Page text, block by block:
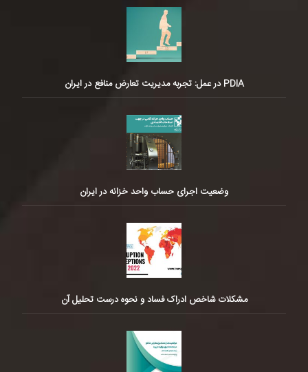
PDIA در عمل: تجربه مدیریت تعارض منافع در ایران
وضعیت اجرای حساب واحد خزانه در ایران
مشکلات شاخص ادراک فساد و نحوه درست تحلیل آن